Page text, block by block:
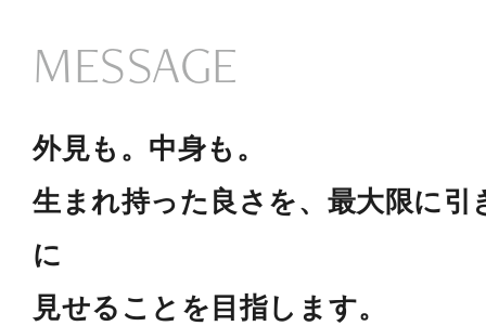
MESSAGE
外見も。中身も。
生まれ持った良さを、最大限に引
に
見せることを目指します。